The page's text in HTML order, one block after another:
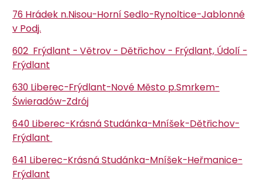
76 Hrádek n.Nisou-Horní Sedlo-Rynoltice-Jablonné
v Podj.
602 Frýdlant - Větrov - Dětřichov - Frýdlant, Údolí -
Frýdlant
630 Liberec-Frýdlant-Nové Město p.Smrkem-
Świeradów-Zdrój
640 Liberec-Krásná Studánka-Mníšek-Dětřichov-
Frýdlant
641 Liberec-Krásná Studánka-Mníšek-Heřmanice-
Frýdlant